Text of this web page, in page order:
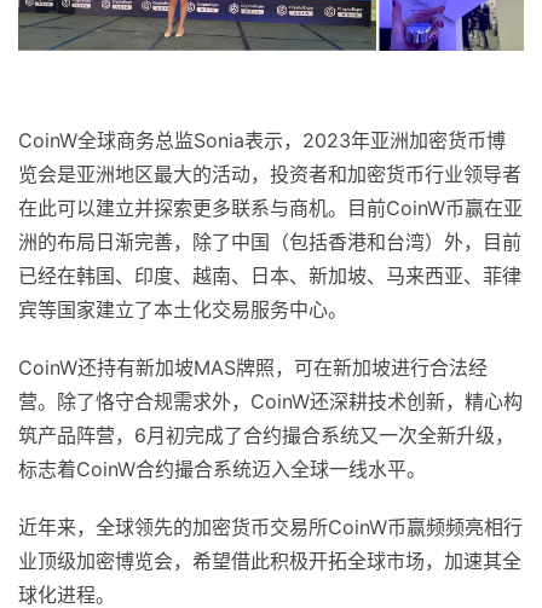
CoinW全球商务总监Sonia表示，2023年亚洲加密货币博
览会是亚洲地区最大的活动，投资者和加密货币行业领导者
在此可以建立并探索更多联系与商机。目前CoinW币赢在亚
洲的布局日渐完善，除了中国（包括香港和台湾）外，目前
已经在韩国、印度、越南、日本、新加坡、马来西亚、菲律
宾等国家建立了本土化交易服务中心。
CoinW还持有新加坡MAS牌照，可在新加坡进行合法经
营。除了恪守合规需求外，CoinW还深耕技术创新，精心构
筑产品阵营，6月初完成了合约撮合系统又一次全新升级，
标志着CoinW合约撮合系统迈入全球一线水平。
近年来，全球领先的加密货币交易所CoinW币赢频频亮相行
业顶级加密博览会，希望借此积极开拓全球市场，加速其全
球化进程。